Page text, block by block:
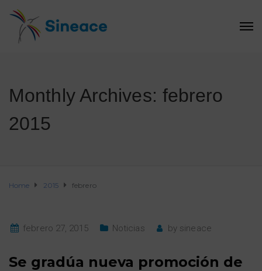
Monthly Archives: febrero
2015
Home 2015 febrero
febrero 27, 2015 Noticias by sineace
Se gradúa nueva promoción de